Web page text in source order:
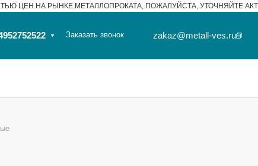
ЦЕН НА РЫНКЕ МЕТАЛЛОПРОКАТА, ПОЖАЛУЙСТА, УТОЧНЯЙТЕ
Заказать звонок zakaz@metall-ves.ru